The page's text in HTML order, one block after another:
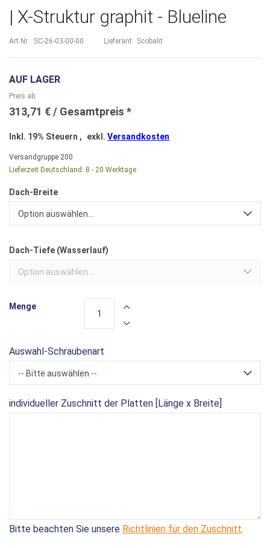
| X-Struktur graphit - Blueline
Art.Nr. SC-26-03-00-00 Lieferant: Scobalit
AUF LAGER
Preis ab
313,71 €
Inkl. 19% Steuern , exkl. Versandkosten
Versandgruppe 200
Lieferzeit Deutschland: 8 - 20 Werktage
Dach-Breite
Option auswählen...
Dach-Tiefe (Wasserlauf)
Option auswählen...
Auswahl-Schraubenart
-- Bitte auswählen --
individueller Zuschnitt der Platten [Länge x Breite]
Bitte beachten Sie unsere Richtlinien für den Zuschnitt.
Menge